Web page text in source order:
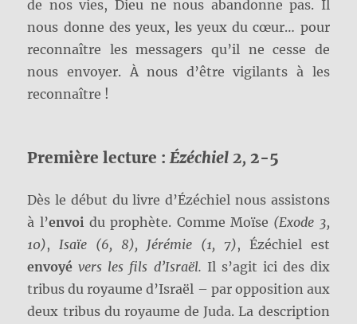
de nos vies, Dieu ne nous abandonne pas. Il
nous donne des yeux, les yeux du cœur… pour
reconnaître les messagers qu’il ne cesse de
nous envoyer. À nous d’être vigilants à les
reconnaître !
Première lecture :Ézéchiel 2, 2-5
Dès le début du livre d’Ézéchiel nous assistons
à l’envoi du prophète. Comme Moïse (Exode 3,
10), Isaïe (6, 8), Jérémie (1, 7), Ézéchiel est
envoyé vers les fils d’Israël. Il s’agit ici des dix
tribus du royaume d’Israël – par opposition aux
deux tribus du royaume de Juda. La description